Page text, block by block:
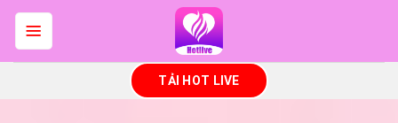
Skip
to
TẢI HOT LIVE